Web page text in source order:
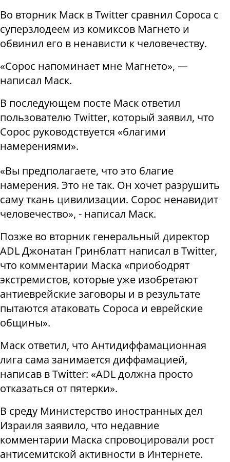
Во вторник Маск в Twitter сравнил Сороса с
суперзлодеем из комиксов Магнето и
обвинил его в ненависти к человечеству.
«Сорос напоминает мне Магнето», —
написал Маск.
В последующем посте Маск ответил
пользователю Twitter, который заявил, что
Сорос руководствуется «благими
намерениями».
«Вы предполагаете, что это благие
намерения. Это не так. Он хочет разрушить
саму ткань цивилизации. Сорос ненавидит
человечество», - написал Маск.
Позже во вторник генеральный директор
ADL Джонатан Гринблатт написал в Twitter,
что комментарии Маска «приободрят
экстремистов, которые уже изобретают
антиеврейские заговоры и в результате
пытаются атаковать Сороса и еврейские
общины».
Маск ответил, что Антидиффамационная
лига сама занимается диффамацией,
написав в Twitter: «ADL должна просто
отказаться от пятерки».
В среду Министерство иностранных дел
Израиля заявило, что недавние
комментарии Маска спровоцировали рост
антисемитской активности в Интернете.